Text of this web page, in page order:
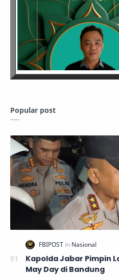
Popular post
Kapolda Jabar Pimpin
May Day di Bandung